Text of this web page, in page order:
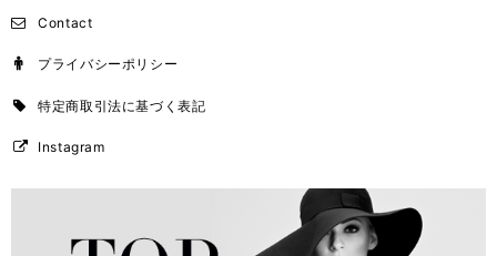
Contact
プライバシーポリシー
特定商取引法に基づく表記
Instagram